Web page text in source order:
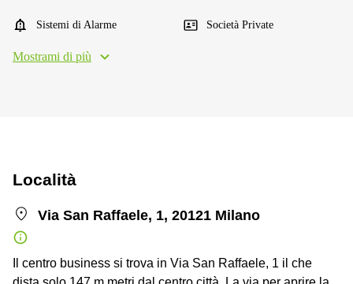
Sistemi di Alarme Società Private
Mostrami di più
Località
Via San Raffaele, 1, 20121 Milano
Il centro business si trova in Via San Raffaele, 1 il che